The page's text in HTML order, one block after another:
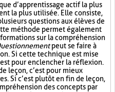
d’apprentissage actif la plus
la plus utilisée. Elle consiste,
questions aux élèves de
méthode permet également
sur la compréhension
peut se faire à
Si cette technique est mise
pour enclencher la réflexion.
leçon, c’est pour mieux
Si c’est plutôt en fin de leçon,
des concepts par